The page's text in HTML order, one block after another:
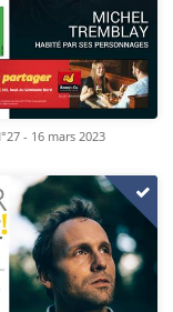
- 16 mars 2023